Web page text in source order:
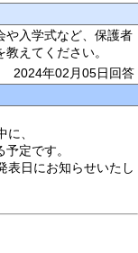
や入学式など、保護者
えてください。
2024年02月05日回答
、
定です。
表日にお知らせいたし